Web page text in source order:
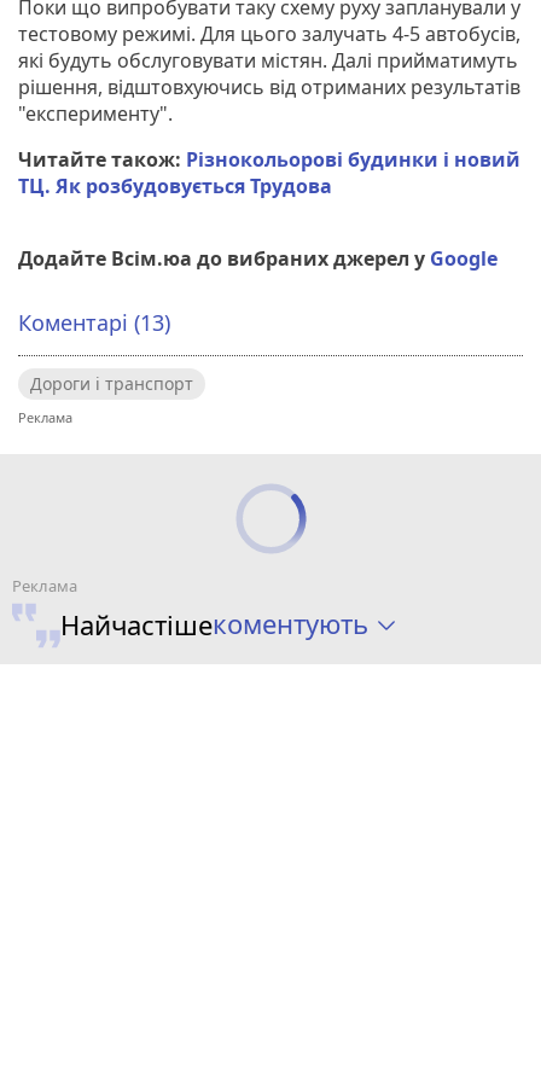
Поки що випробувати таку схему руху запланували у
тестовому режимі. Для цього залучать 4-5 автобусів,
які будуть обслуговувати містян. Далі прийматимуть
рішення, відштовхуючись від отриманих результатів
"експерименту".
Читайте також: Різнокольорові будинки і новий
ТЦ. Як розбудовується Трудова
Додайте Всім.юа до вибраних джерел у Google
Коментарі (13)
Дороги і транспорт
Найчастішекоментують